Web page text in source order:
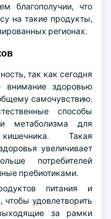
благополучии, что
на такие продукты,
регионах.
так как сегодня
внимание здоровью
самочувствию.
способы
метаболизма для
Такая
увеличивает
потребителей
пребиотиками.
питания и
чтобы удовлетворить
выходящие за рамки